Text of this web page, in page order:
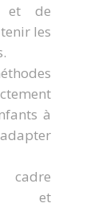
et de
les
à
et